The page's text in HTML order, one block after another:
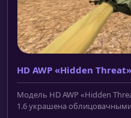
HD AWP «Hidden
Модель HD AWP «Hidden
1.6 украшена облицовачными